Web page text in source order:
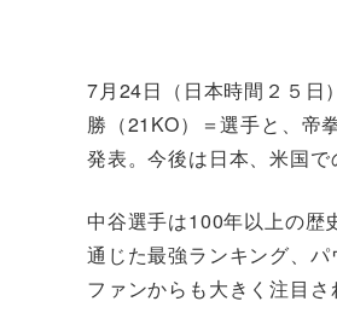
7月24日（日本時間２５日
勝（21KO）＝選手と、帝
発表。今後は日本、米国で
中谷選手は100年以上の歴
通じた最強ランキング、
ファンからも大きく注目さ